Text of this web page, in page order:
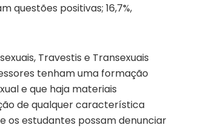
questões positivas; 16,7%,
Travestis e Transexuais
tenham uma formação
e que haja materiais
de qualquer característica
os estudantes possam denunciar